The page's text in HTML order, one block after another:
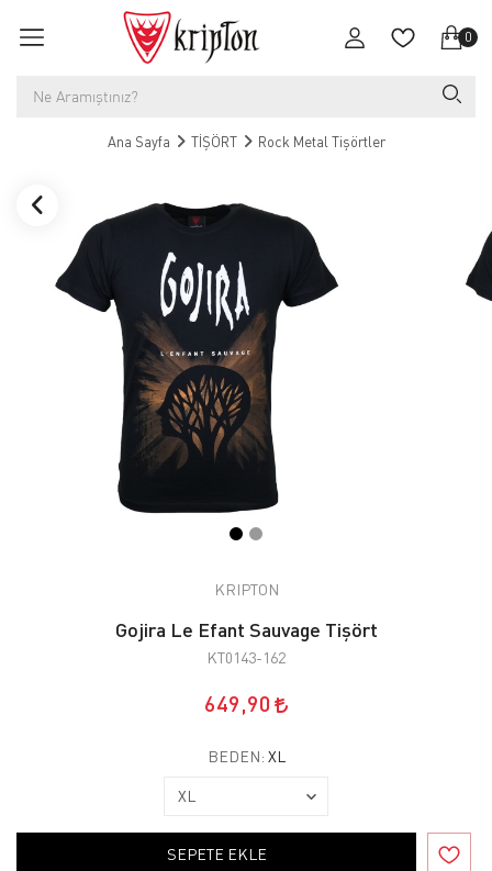
0
Ana Sayfa TİŞÖRT Rock Metal Tişörtler
KRIPTON
Gojira Le Efant Sauvage Tişört
KT0143-162
649,90
BEDEN: XL
SEPETE EKLE